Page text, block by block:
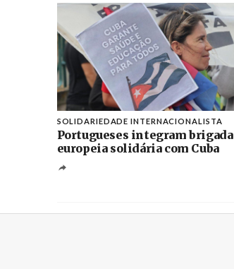
SOLIDARIEDADE INTERNACIONALISTA
Portugueses integram brigada
europeia solidária com Cuba